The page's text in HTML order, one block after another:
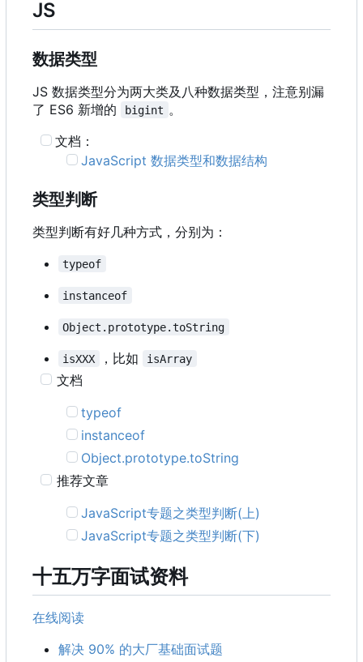
JS
数据类型
JS 数据类型分为两大类及八种数据类型，注意别漏
了 ES6 新增的
bigint 。
文档：
JavaScript 数据类型和数据结构
类型判断
类型判断有好几种方式，分别为：
typeof
instanceof
Object.prototype.toString
isXXX ，比如 isArray
文档
typeof
instanceof
Object.prototype.toString
推荐文章
JavaScript专题之类型判断(上)
JavaScript专题之类型判断(下)
十五万字面试资料
在线阅读
解决 90% 的大厂基础面试题